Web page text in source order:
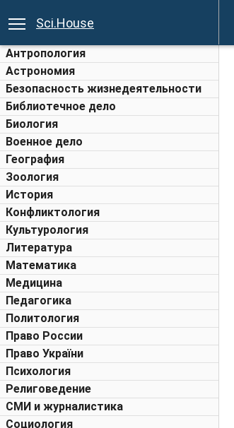
Sci.House
Антропология
Астрономия
Безопасность жизнедеятельности
Библиотечное дело
Биология
Военное дело
География
Зоология
История
Конфликтология
Культурология
Литература
Математика
Медицина
Педагогика
Политология
Право России
Право України
Психология
Религоведение
СМИ и журналистика
Социология